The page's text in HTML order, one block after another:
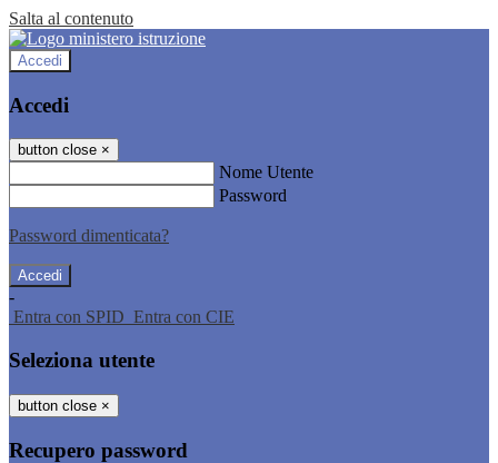
Salta al contenuto
Accedi
Accedi
button close ×
Nome Utente
Password
Password dimenticata?
-
Entra con SPID Entra con CIE
Seleziona utente
button close ×
Recupero password